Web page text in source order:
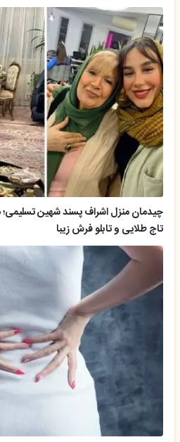
چیدمان منزل اشراف پسند شهین
تاج طلایی و تابلو فرش زیبا